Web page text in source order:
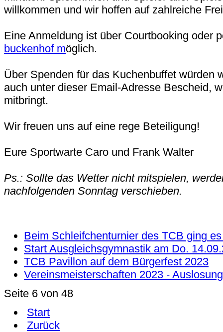
willkommen und wir hoffen auf zahlreiche
Eine Anmeldung ist über Courtbooking oder
buckenhof möglich.
Über Spenden für das Kuchenbuffet würden
auch unter dieser Email-Adresse Bescheid,
mitbringt.
Wir freuen uns auf eine rege Beteiligung!
Eure Sportwarte Caro und Frank Walter
Ps.: Sollte das Wetter nicht mitspielen,
nachfolgenden Sonntag verschieben.
Beim Schleifchenturnier des TCB ging
Start Ausgleichsgymnastik am Do.
TCB Pavillon auf dem Bürgerfest 2023
Vereinsmeisterschaften 2023 -
Seite 6 von 48
Start
Zurück